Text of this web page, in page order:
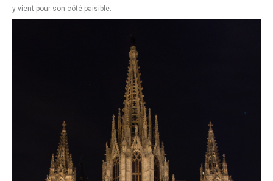
y vient pour son côté paisible.